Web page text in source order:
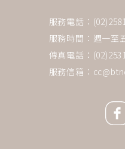
服務電話：
服務時間：週一至
傳真電話：
服務信箱：